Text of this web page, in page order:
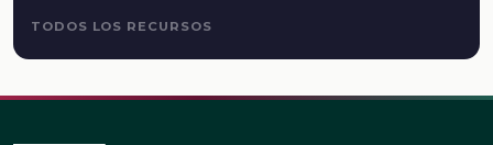
TODOS LOS RECURSOS